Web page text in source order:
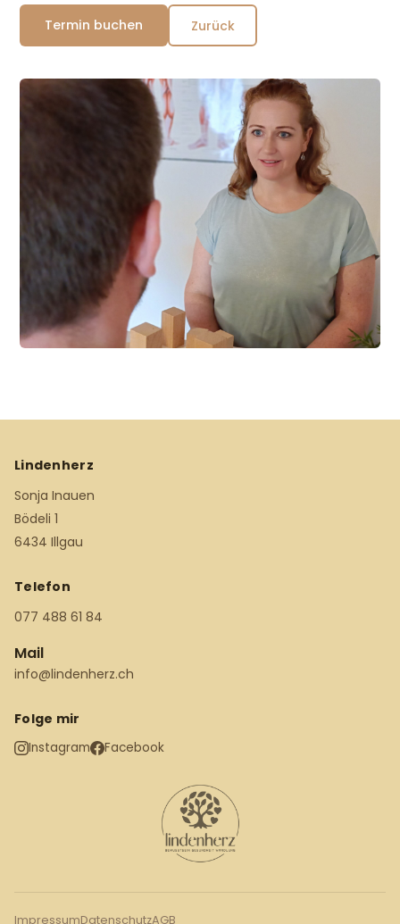
Termin buchen Zurück
Lindenherz
Sonja Inauen
Bödeli 1
6434 Illgau
Telefon
077 488 61 84
Mail
info@lindenherz.ch
Folge mir
Instagram Facebook
ImpressumDatenschutzAGB